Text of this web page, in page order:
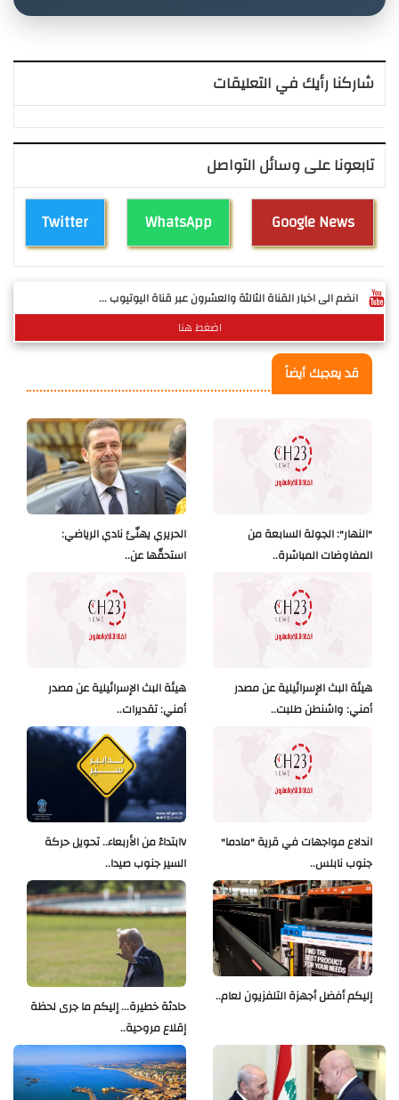
شاركنا رأيك في التعليقات
تابعونا على وسائل التواصل
Twitter WhatsApp Google News
انضم الى اخبار القناة الثالثة والعشرون عبر قناة اليوتيوب ...
اضغط هنا
قد يعجبك أيضاً
الحريري يهنّئ نادي الرياضي:
استحقّها عن..
"النهار": الجولة السابعة من
المفاوضات المباشرة..
هيئة البث الإسرائيلية عن مصدر
أمني: تقديرات..
هيئة البث الإسرائيلية عن مصدر
أمني: واشنطن طلبت..
Vابتداءً من الأربعاء.. تحويل حركة
السير جنوب صيدا..
اندلاع مواجهات في قرية "مادما"
جنوب نابلس..
حادثة خطيرة... إليكم ما جرى لحظة
إقلاع مروحية..
إليكم أفضل أجهزة التلفزيون لعام..